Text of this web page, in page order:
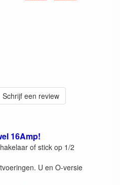
Schrijf een review
16Amp!
of stick op 1/2
U en O-versie